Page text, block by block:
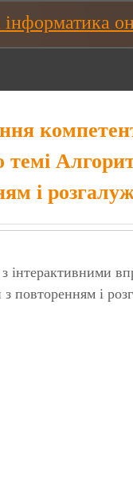
темі
і
інтерактивними
повторенням і